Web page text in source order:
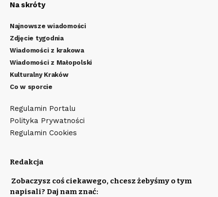
Na skróty
Najnowsze wiadomości
Zdjęcie tygodnia
Wiadomości z krakowa
Wiadomości z Małopolski
Kulturalny Kraków
Co w sporcie
Regulamin Portalu
Polityka Prywatności
Regulamin Cookies
Redakcja
Zobaczysz coś ciekawego, chcesz żebyśmy o tym
napisali? Daj nam znać: